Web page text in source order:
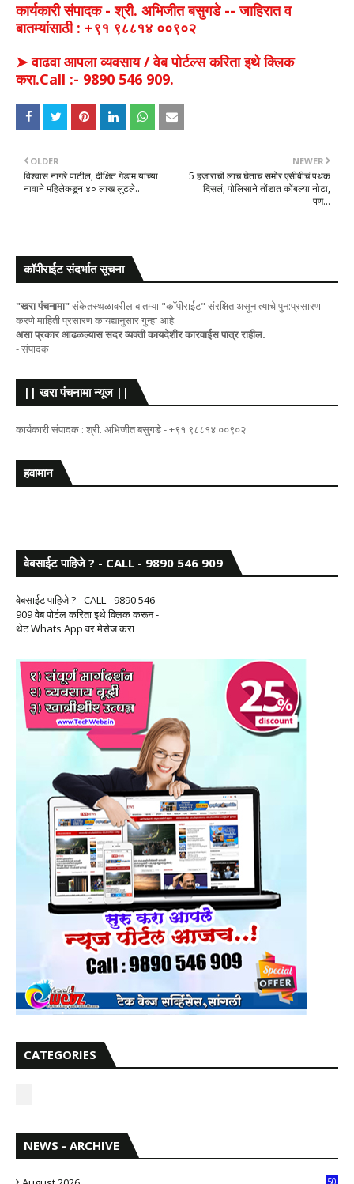
कार्यकारी संपादक - श्री. अभिजीत बसुगडे -- जाहिरात व
बातम्यांसाठी : +९१ ९८८१४ ००९०२
➤ वाढवा आपला व्यवसाय / वेब पोर्टल्स करिता इथे क्लिक
करा.Call :- 9890 546 909.
NEWER
5 हजाराची लाच घेताच समोर एसीबीचं पथक
दिसलं; पोलिसाने तोंडात कोंबल्या नोटा,
पण...
OLDER
विश्वास नागरे पाटील, दीक्षित गेडाम यांच्या
नावाने महिलेकडून ४० लाख लुटले..
कॉपीराईट संदर्भात सूचना
"खरा पंचनामा"संकेतस्थळावरील बातम्या "कॉपीराईट" संरक्षित असून त्याचे पुन:प्रसारण
करणे माहिती प्रसारण कायद्यानुसार गुन्हा आहे.
असा प्रकार आढळल्यास सदर व्यक्ती कायदेशीर कारवाईस पात्र राहील.
- संपादक
|| खरा पंचनामा न्यूज ||
कार्यकारी संपादक : श्री. अभिजीत बसुगडे - +९१ ९८८१४ ००९०२
हवामान
वेबसाईट पाहिजे ? - CALL - 9890 546 909
वेबसाईट पाहिजे ? - CALL - 9890 546
909 वेब पोर्टल करिता इथे क्लिक करून -
थेट Whats App वर मेसेज करा
CATEGORIES
NEWS - ARCHIVE
50